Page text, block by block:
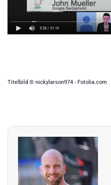
Titelbild © nickylarson974 - Fotolia.com